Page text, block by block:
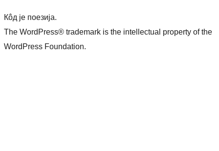
Кôд је поезија.
The WordPress® trademark is the intellectual property of the
WordPress Foundation.